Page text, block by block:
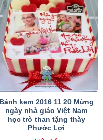
Bánh kem 2016 11 20 Mừng
ngày nhà giáo Việt Nam
học trò than tặng thày
Phước Lợi